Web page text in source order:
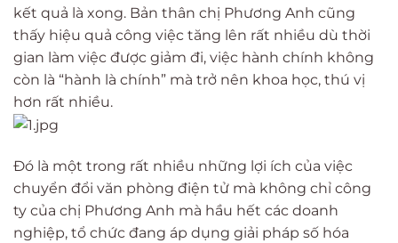
kết quả là xong. Bản thân chị Phương Anh cũng
thấy hiệu quả công việc tăng lên rất nhiều dù thời
gian làm việc được giảm đi, việc hành chính không
còn là “hành là chính” mà trở nên khoa học, thú vị
hơn rất nhiều.
Đó là một trong rất nhiều những lợi ích của việc
chuyển đổi văn phòng điện tử mà không chỉ công
ty của chị Phương Anh mà hầu hết các doanh
nghiệp, tổ chức đang áp dụng giải pháp số hóa